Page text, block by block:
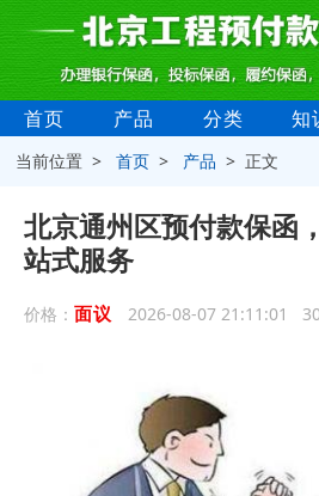
首页 产品 分类 知
当前位置 >首页 > 产品 > 正文
北京通州区预付款保函
站式服务
价格： 面议 2026-08-07 21:11:01